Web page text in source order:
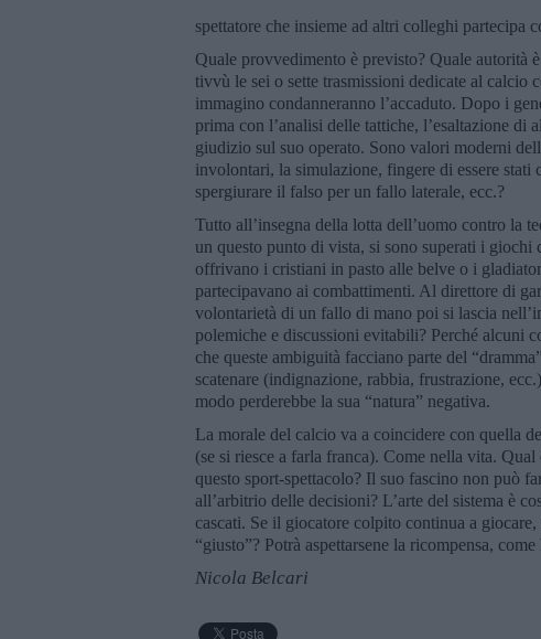
spettatore che insieme ad altri colleghi partecipa
Quale provvedimento è previsto? Quale autorità
tivvù le sei o sette trasmissioni dedicate al
immagino condanneranno l’accaduto. Dopo i
prima con l’analisi delle tattiche, l’esaltazione
giudizio sul suo operato. Sono valori moderni
involontari, la simulazione, fingere di essere
spergiurare il falso per un fallo laterale, ecc.?
Tutto all’insegna della lotta dell’uomo contro la
un questo punto di vista, si sono superati i giochi
offrivano i cristiani in pasto alle belve o i
partecipavano ai combattimenti. Al direttore di
volontarietà di un fallo di mano poi si lascia
polemiche e discussioni evitabili? Perché alcuni
che queste ambiguità facciano parte del
scatenare (indignazione, rabbia, frustrazione,
modo perderebbe la sua “natura” negativa.
La morale del calcio va a coincidere con quella
(se si riesce a farla franca). Come nella vita.
questo sport-spettacolo? Il suo fascino non può
all’arbitrio delle decisioni? L’arte del sistema è
cascati. Se il giocatore colpito continua a
“giusto”? Potrà aspettarsene la ricompensa,
Nicola Belcari